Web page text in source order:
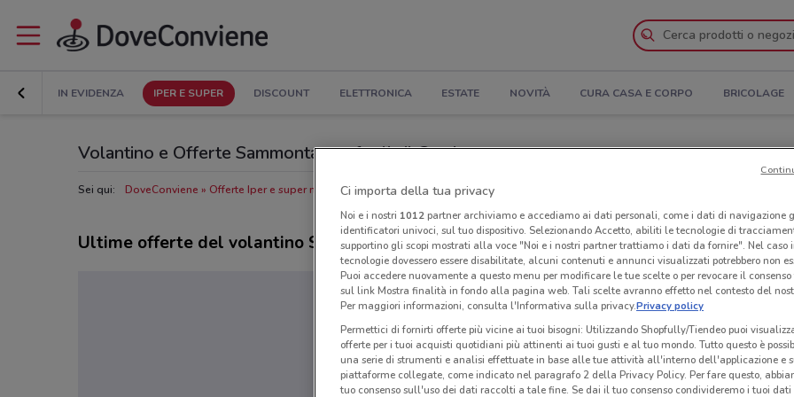
IN EVIDENZA IPER E SUPER DISCOUNT ELETTRONICA ESTATE NOVITÀ CURA CASA E CORPO BRICOLAGE
Volantino e Offerte Sammontana: sfoglia il Catalogo
Sei qui: DoveConviene Offerte Iper e super nelle vicinanze Negozi Sammontana nelle vicinanze
Ultime offerte del volantino Sammontana
Ci importa della tua privacy
Noi e i nostri 1012partner archiviamo e accediamo ai dati personali, come i dati di navigazione
identificatori univoci, sul tuo dispositivo. Selezionando Accetto, abiliti le tecnologie di
supportino gli scopi mostrati alla voce "Noi e i nostri partner trattiamo i dati da fornire". Nel caso
tecnologie dovessero essere disabilitate, alcuni contenuti e annunci visualizzati potrebbero non
Puoi accedere nuovamente a questo menu per modificare le tue scelte o per revocare il
sul link Mostra finalità in fondo alla pagina web. Tali scelte avranno effetto nel contesto del
Per maggiori informazioni, consulta l'Informativa sulla privacy.Privacy policy
Permettici di fornirti offerte più vicine ai tuoi bisogni: Utilizzando Shopfully/Tiendeo puoi
offerte per i tuoi acquisti quotidiani più attinenti ai tuoi gusti e al tuo mondo. Tutto questo è
una serie di strumenti e analisi effettuate in base alle tue attività all'interno dell'applicazione e
piattaforme collegate, come indicato nel paragrafo 2 della Privacy Policy. Per fare questo,
tuo consenso sull'uso dei dati raccolti a tale fine. Se dai il tuo consenso condivideremo i tuoi dati